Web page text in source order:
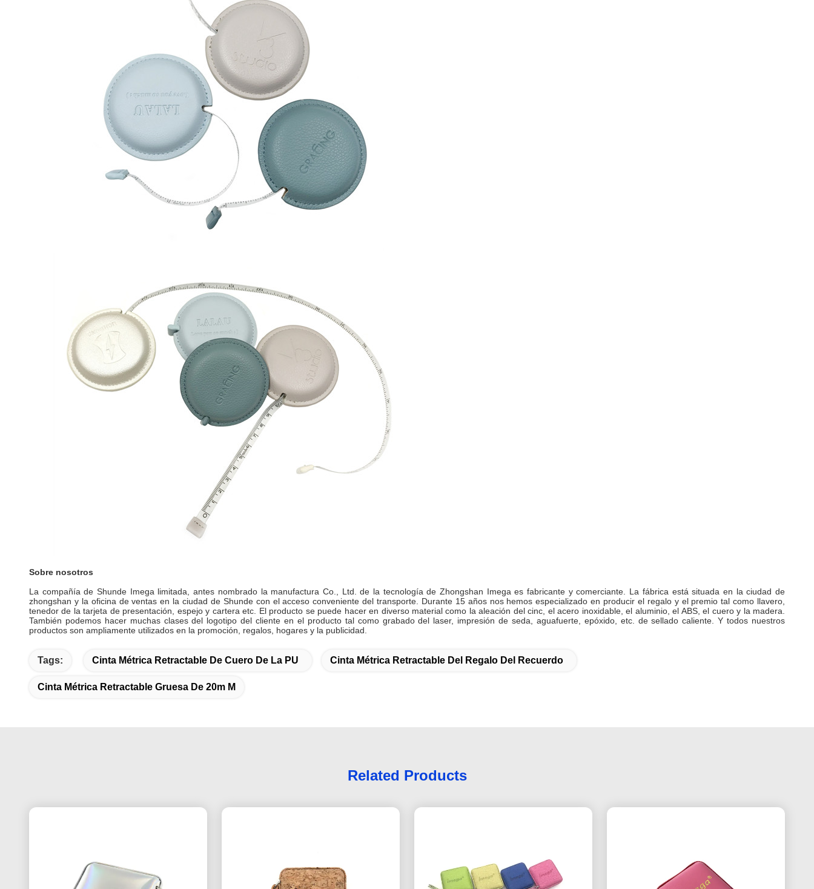
Sobre nosotros
La compañía de Shunde Imega limitada, antes nombrado la manufactura Co., Ltd. de la tecnología de Zhongshan Imega es fabricante y comerciante. La fábrica está situada en la ciudad de
zhongshan y la oficina de ventas en la ciudad de Shunde con el acceso conveniente del transporte. Durante 15 años nos hemos especializado en producir el regalo y el premio tal como llavero,
tenedor de la tarjeta de presentación, espejo y cartera etc. El producto se puede hacer en diverso material como la aleación del cinc, el acero inoxidable, el aluminio, el ABS, el cuero y la madera.
También podemos hacer muchas clases del logotipo del cliente en el producto tal como grabado del laser, impresión de seda, aguafuerte, epóxido, etc. de sellado caliente. Y todos nuestros
productos son ampliamente utilizados en la promoción, regalos, hogares y la publicidad.
Tags: Cinta Métrica Retractable De Cuero De La PU Cinta Métrica Retractable Del Regalo Del Recuerdo
Cinta Métrica Retractable Gruesa De 20m M
Related Products